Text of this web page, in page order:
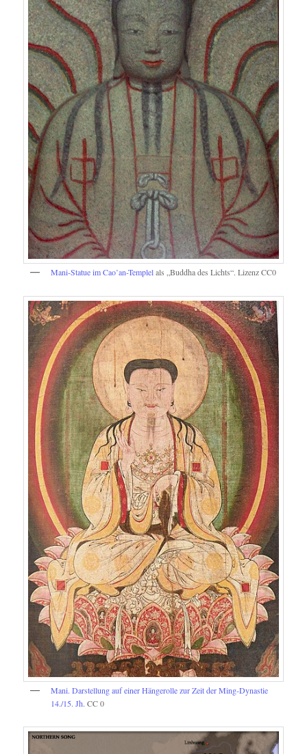
Mani-Statue im Cao’an-Templelals „Buddha des Lichts“. Lizenz CC0
Mani. Darstellung auf einer Hängerolle zur Zeit der Ming-Dynastie
14./15. Jh. CC 0